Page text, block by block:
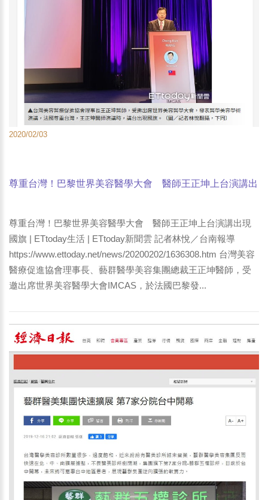
2020/02/03
尊重台灣！巴黎世界美容醫學大會 醫師王正坤上台演講出
尊重台灣！巴黎世界美容醫學大會 醫師王正坤上台演講出現
國旗 | ETtoday生活 | ETtoday新聞雲 記者林悅／台南報導
https://www.ettoday.net/news/20200202/1636308.htm 台灣美容
醫療促進協會理事長、藝群醫學美容集團總裁王正坤醫師，受
邀出席世界美容醫學大會IMCAS，於法國巴黎發...